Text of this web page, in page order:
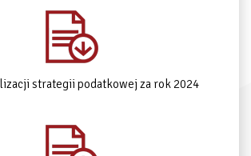
strategii podatkowej za rok 2024